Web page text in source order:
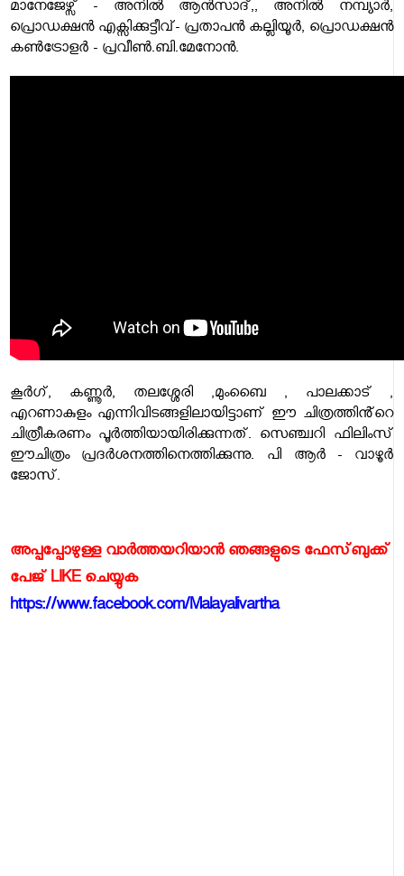
മാനേജേഴ്സ് - അനിൽ ആൻസാദ്,, അനിൽ നമ്പ്യാർ,
പ്രൊഡക്ഷൻ എക്സിക്കുട്ടീവ്- പ്രതാപൻ കല്ലിയൂർ, പ്രൊഡക്ഷൻ
കൺട്രോളർ - പ്രവീൺ.ബി.മേനോൻ.
കൂർഗ്, കണ്ണൂർ, തലശ്ശേരി ,മുംബൈ , പാലക്കാട് ,
എറണാകുളം എന്നിവിടങ്ങളിലായിട്ടാണ് ഈ ചിത്രത്തിൻ്റെ
ചിത്രീകരണം പൂർത്തിയായിരിക്കുന്നത്. സെഞ്ച്വറി ഫിലിംസ്
ഈചിത്രം പ്രദർശനത്തിനെത്തിക്കുന്നു. പി ആർ - വാഴൂർ
ജോസ്.
അപ്പപ്പോഴുള്ള വാര്‍ത്തയറിയാന്‍ ഞങ്ങളുടെ ഫേസ്‌ബുക്ക്‌
പേജ് LIKE ചെയ്യുക
https://www.facebook.com/Malayalivartha